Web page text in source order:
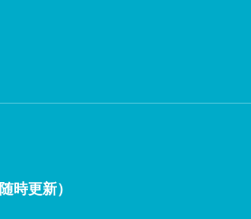
時更新）